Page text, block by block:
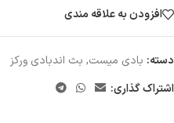
افزودن به علاقه مندی
دسته: بادی میست, بث اندبادی ورکز
اشتراک گذاری: